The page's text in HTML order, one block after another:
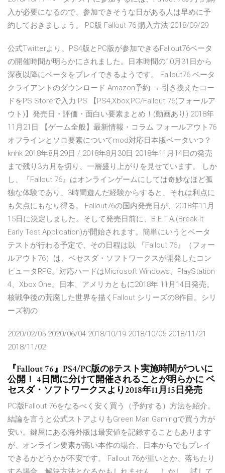
入が必要になるので、参加できそうな日がある人は早めに予
約しておきましょう。 PC版 Fallout 76 購入方法 2018/09/29
公式Twitterより、PS4版とPC版が参加できるFallout76ベータ
の開催時間が明らかにされました。日本時間の10月31日から
深夜以降にベータをプレイできるようです。 Fallout76 ベータ
クライアントのダウンロード Amazon予約 → 引き換えたコー
ドをPS Storeで入力 PS 【PS4,Xbox,PC/Fallout 76(フォールア
ウト)】発売日・評価・面白い要素まとめ！(動画あり) 2018年
11月21日 【ゲーム全般】最新情報・コラム フォールアウト76
オフラインとソロ要素についてmod対応日本版ベータいつ？
knhk 2018年8月29日 / 2018年8月30日 2018年11月14日の発売
まで残り3カ月を切り、一層盛り上がりを見せています。 しか
し、『Fallout 76』はオンラインゲームにしては奇妙なほど孤
独な体験であり、3時間遊んだ経験からすると、それは利点に
も欠点にもなり得る。 Fallout76の国内発売日が、2018年11月
15日に決定しました。そして発売日前に、B.E.T.A.(Break-It
Early Test Application)が開始されます。簡単にいうとベータ
テストが行わる予定で、その日程は以 『Fallout 76』（フォー
ルアウト76）は、ベセスダ・ソフトワークスが開発したコン
ピュータRPG。対応ハードはMicrosoft Windows、PlayStation
4、Xbox One。日本、アメリカともに2018年 11月14日発売。
核戦争後の荒廃した世界を描くFallout シリーズの8作目。シリ
ーズ初の
2020/02/05 2020/06/04 2018/10/19 2018/10/05 2018/11/21
2018/11/02
『Fallout 76』PS4/PC版のβテスト実施時間がついに
公開！ 4日間に分けて開催されることが明らかに ベ
セスダ・ソフトワークスより2018年11月15日発売
PC版Fallout 76をなるべく安く買う（予約する）方法を紹介。
結論を言うと公式ストアよりもGreen Man Gamingで買う方が
安い。鍵屋にある海外版は最安値を記録することもあります
が、オンライン要素が高い本作の場合、日本からでもプレイ
できるかどうかが不安です。 Fallout 76が重いとか、落ちたり